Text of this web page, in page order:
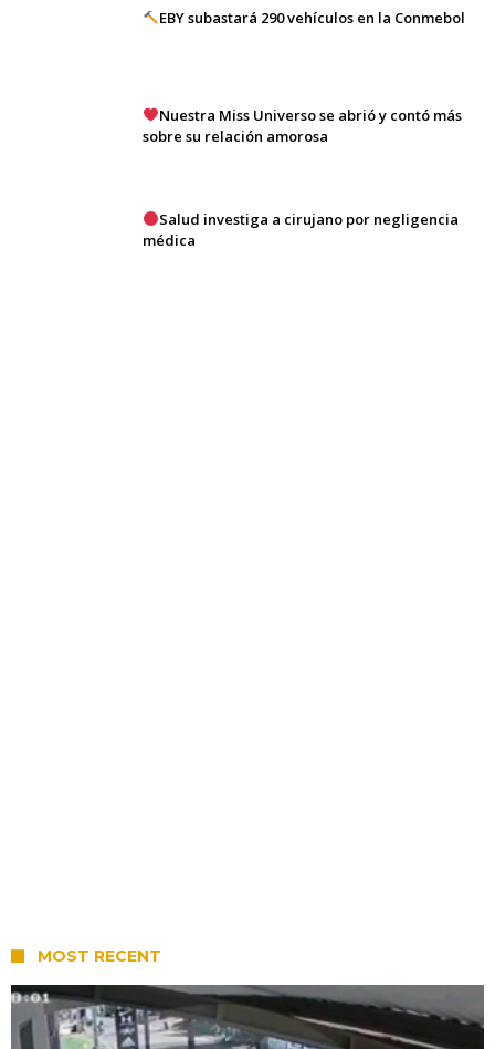
EBY subastará 290 vehículos en la Conmebol
Nuestra Miss Universo se abrió y contó más
sobre su relación amorosa
Salud investiga a cirujano por negligencia
médica
MOST RECENT